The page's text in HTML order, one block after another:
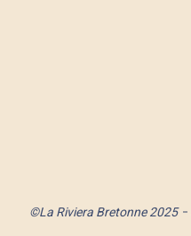
©La Riviera Bretonne 2025